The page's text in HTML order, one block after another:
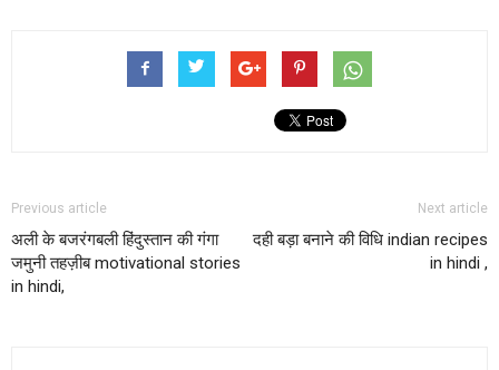
Previous article
अली के बजरंगबली हिंदुस्तान की गंगा
जमुनी तहज़ीब motivational stories
in hindi,
Next article
दही बड़ा बनाने की विधि indian recipes
in hindi ,